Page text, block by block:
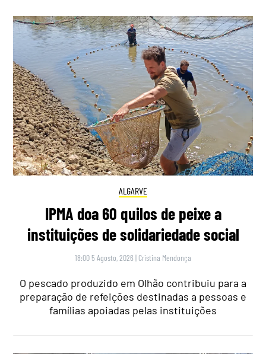
ALGARVE
IPMA doa 60 quilos de peixe a
instituições de solidariedade social
18:00 5 Agosto, 2026 | Cristina Mendonça
O pescado produzido em Olhão contribuiu para a
preparação de refeições destinadas a pessoas e
famílias apoiadas pelas instituições